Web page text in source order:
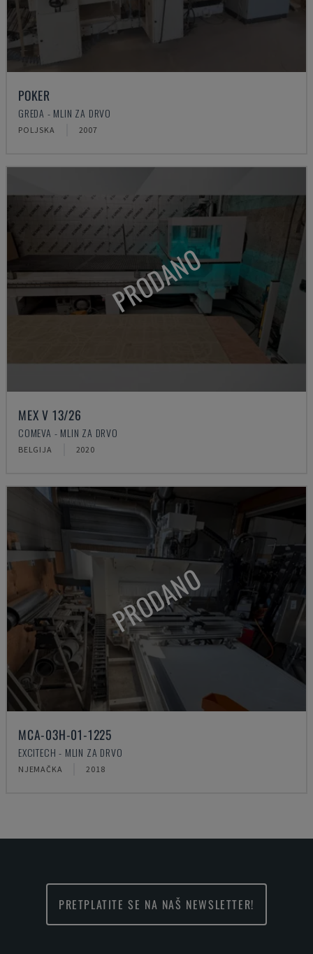
POKER
GREDA - MLIN ZA DRVO
POLJSKA 2007
PRODANO
MEX V 13/26
COMEVA - MLIN ZA DRVO
BELGIJA 2020
PRODANO
MCA-03H-01-1225
EXCITECH - MLIN ZA DRVO
NJEMAČKA 2018
PRETPLATITE SE NA NAŠ NEWSLETTER!